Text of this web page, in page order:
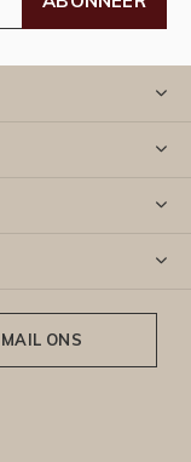
MAIL ONS